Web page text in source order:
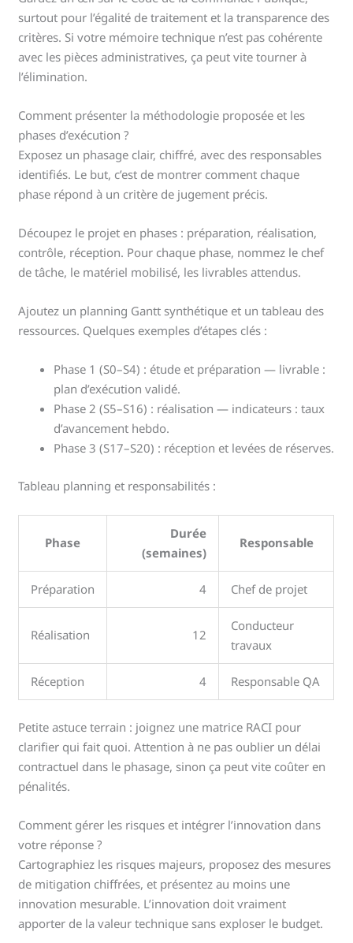
surtout pour l’égalité de traitement et la transparence des
critères. Si votre mémoire technique n’est pas cohérente
avec les pièces administratives, ça peut vite tourner à
l’élimination.
Comment présenter la méthodologie proposée et les
phases d’exécution ?
Exposez un phasage clair, chiffré, avec des responsables
identifiés. Le but, c’est de montrer comment chaque
phase répond à un critère de jugement précis.
Découpez le projet en phases : préparation, réalisation,
contrôle, réception. Pour chaque phase, nommez le chef
de tâche, le matériel mobilisé, les livrables attendus.
Ajoutez un planning Gantt synthétique et un tableau des
ressources. Quelques exemples d’étapes clés :
Phase 1 (S0–S4) : étude et préparation — livrable :
plan d’exécution validé.
Phase 2 (S5–S16) : réalisation — indicateurs : taux
d’avancement hebdo.
Phase 3 (S17–S20) : réception et levées de réserves.
Tableau planning et responsabilités :
Phase
Durée
(semaines)
Responsable
Préparation 4 Chef de projet
Réalisation 12
Conducteur
travaux
Réception 4 Responsable QA
Petite astuce terrain : joignez une matrice RACI pour
clarifier qui fait quoi. Attention à ne pas oublier un délai
contractuel dans le phasage, sinon ça peut vite coûter en
pénalités.
Comment gérer les risques et intégrer l’innovation dans
votre réponse ?
Cartographiez les risques majeurs, proposez des mesures
de mitigation chiffrées, et présentez au moins une
innovation mesurable. L’innovation doit vraiment
apporter de la valeur technique sans exploser le budget.